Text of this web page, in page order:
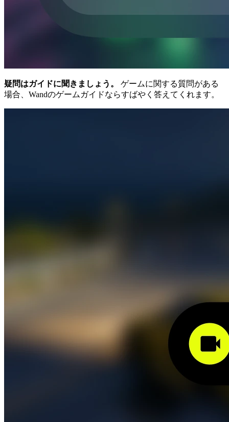
疑問はガイドに聞きましょう。
ゲームに関する質問がある
場合、Wandのゲームガイドならすばやく答えてくれます。